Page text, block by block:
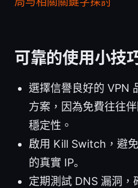
可靠的使用小技
選擇信譽良好的 VPN
方案，因為免費往往
穩定性。
啟用 Kill Switch，避
的真實 IP。
定期測試 DNS 漏洞，